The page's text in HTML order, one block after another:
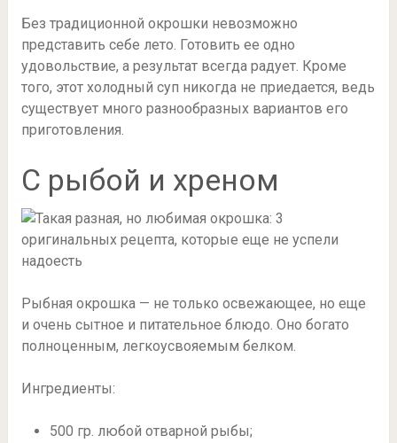
Без традиционной окрошки невозможно
представить себе лето. Готовить ее одно
удовольствие, а результат всегда радует. Кроме
того, этот холодный суп никогда не приедается, ведь
существует много разнообразных вариантов его
приготовления.
С рыбой и хреном
Рыбная окрошка — не только освежающее, но еще
и очень сытное и питательное блюдо. Оно богато
полноценным, легкоусвояемым белком.
Ингредиенты:
500 гр. любой отварной рыбы;